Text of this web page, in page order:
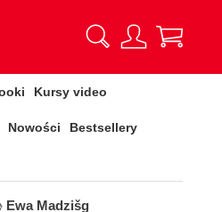
Kursy video
Nowości Bestsellery
Ewa Madzišg